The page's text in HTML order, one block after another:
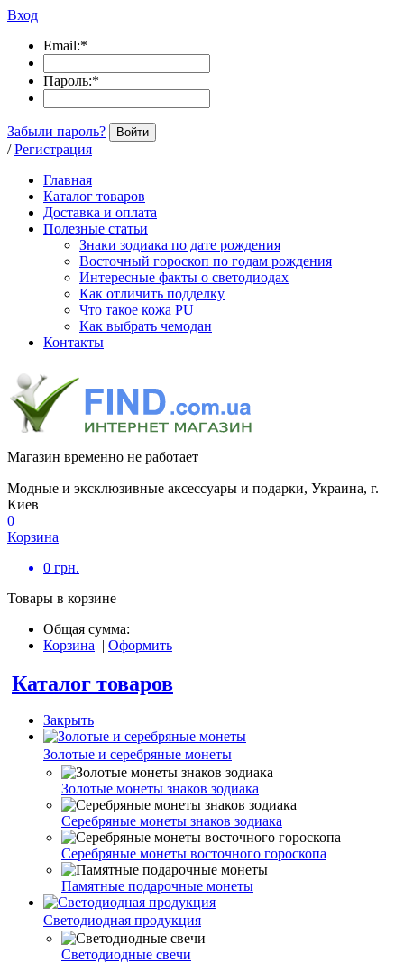
Вход
Email:*
Пароль:*
Забыли пароль? Войти
/ Регистрация
Главная
Каталог товаров
Доставка и оплата
Полезные статьи
Знаки зодиака по дате рождения
Восточный гороскоп по годам рождения
Интересные факты о светодиодах
Как отличить подделку
Что такое кожа PU
Как выбрать чемодан
Контакты
Магазин временно не работает
Модные и эксклюзивные аксессуары и подарки, Украина, г.
Киев
0
Корзина
0 грн.
Товары в корзине
Общая сумма:
Корзина | Оформить
Каталог товаров
Закрыть
Золотые и серебряные монеты
Золотые монеты знаков зодиака
Серебряные монеты знаков зодиака
Серебряные монеты восточного гороскопа
Памятные подарочные монеты
Светодиодная продукция
Светодиодные свечи